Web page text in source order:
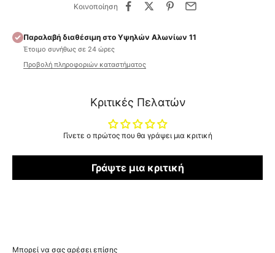
Κοινοποίηση
Παραλαβή διαθέσιμη στο Υψηλών Αλωνίων 11
Έτοιμο συνήθως σε 24 ώρες
Προβολή πληροφοριών καταστήματος
Κριτικές Πελατών
Γίνετε ο πρώτος που θα γράψει μια κριτική
Γράψτε μια κριτική